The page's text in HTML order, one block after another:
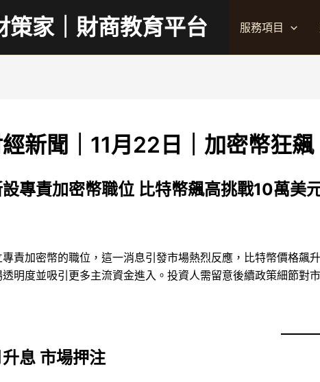
策家｜財商教育平台 服務項目
新聞｜11月22日｜加密幣狂
專責加密幣職位 比特幣飆高挑戰10萬美
責加密幣的職位，這一消息引發市場熱烈反應，比特幣價格
明度並吸引更多主流資金進入。投資人需留意後續政策細節對
息 市場押注